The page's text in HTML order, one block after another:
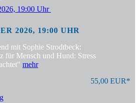
2026, 19:00 UHR
mit Sophie Strodtbeck:
für Mensch und Hund: Stress
mehr
55,00 EUR*